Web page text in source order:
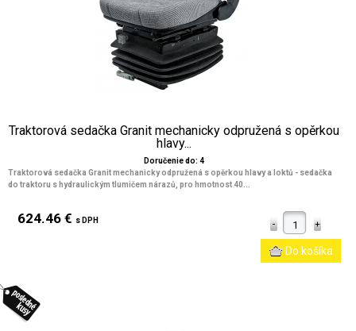
Traktorová sedačka Granit mechanicky odpružená s opěrkou
hlavy...
Doručenie do: 4
Traktorová sedačka Granit mechanicky odpružená s opěrkou hlavy a loktů - sedačka
do traktoru s hydraulickým tlumičem nárazů, pro hmotnost 40...
624.46 € s DPH